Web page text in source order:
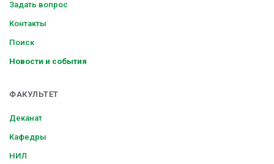
Задать вопрос
Контакты
Поиск
Новости и события
ФАКУЛЬТЕТ
Деканат
Кафедры
НИЛ